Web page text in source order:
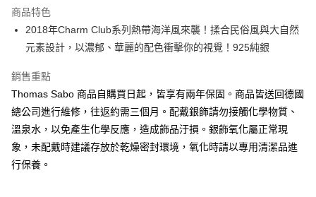
街口支付
悠遊付
ATM付款
運送方式
黑貓宅急便
每筆NT$100，滿NT$3,000(含以上)免運費
商品特色
2018年Charm Club系列熱帶海洋風來襲！揉合民俗風與大自然
元素設計，以濃郁、華麗的配色衝擊你的視覺！925純銀
銷售重點
Thomas Sabo 商品自購買日起，皆享有兩年保固。商品皆送回德國
總公司進行維修，往返約需三個月。配戴銀飾請勿接觸化學物質、
溫泉水，以免產生化學反應，造成飾品汙損。銀飾氧化屬正常現
象，未配戴時建議存放於乾燥密封環境，氧化時請以專用清潔品進
行保養。